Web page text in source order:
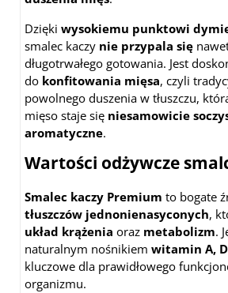
Dzięki wysokiemu punktowi
smalec kaczy nie przypala się
długotrwałego gotowania. Jest
do konfitowania mięsa, czyli
powolnego duszenia w tłuszczu,
mięso staje się niesamowicie
aromatyczne.
Wartości odżywcze
Smalec kaczy Premium to bogate
tłuszczów jednonienasyconych,
układ krążenia oraz metabolizm.
naturalnym nośnikiem witamin A,
kluczowe dla prawidłowego
organizmu.